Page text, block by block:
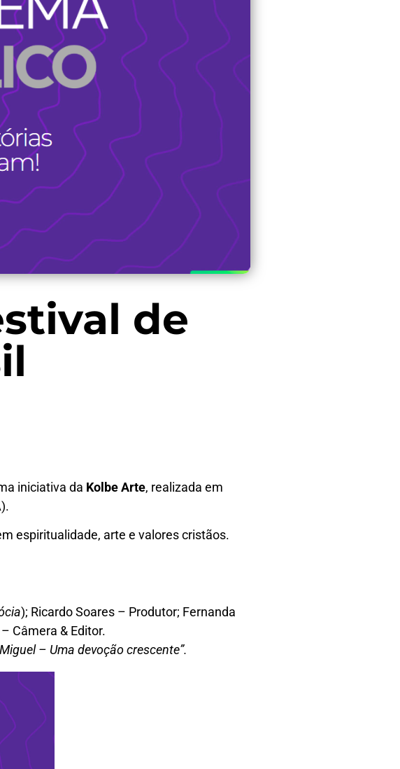
de
iniciativa da Kolbe Arte, realizada em
espiritualidade, arte e valores cristãos.
); Ricardo Soares – Produtor; Fernanda
Câmera & Editor.
– Uma devoção crescente”.